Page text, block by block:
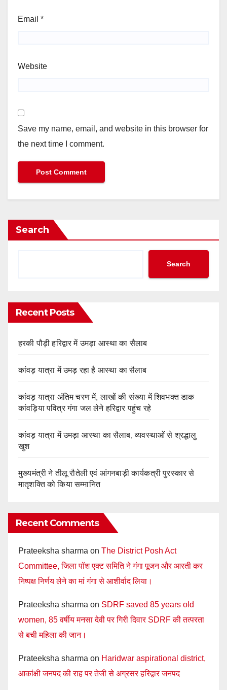
Email *
Website
Save my name, email, and website in this browser for
the next time I comment.
Search
Search
Recent Posts
हरकी पौड़ी हरिद्वार में उमड़ा आस्था का सैलाब
कांवड़ यात्रा में उमड़ रहा है आस्था का सैलाब
कांवड़ यात्रा अंतिम चरण में, लाखों की संख्या में शिवभक्त डाक
कांवड़िया पवित्र गंगा जल लेने हरिद्वार पहुंच रहे
कांवड़ यात्रा में उमड़ा आस्था का सैलाब, व्यवस्थाओं से श्रद्धालु
खुश
मुख्यमंत्री ने तीलू रौतेली एवं आंगनबाड़ी कार्यकत्री पुरस्कार से
मातृशक्ति को किया सम्मानित
Recent Comments
Prateeksha sharma on The District Posh Act
Committee, जिला पॉश एक्ट समिति ने गंगा पूजन और आरती कर
निष्पक्ष निर्णय लेने का मां गंगा से आशीर्वाद लिया।
Prateeksha sharma on SDRF saved 85 years old
women, 85 वर्षीय मनसा देवी पर गिरी दिवार SDRF की तत्परता
से बची महिला की जान।
Prateeksha sharma on Haridwar aspirational district,
आकांक्षी जनपद की राह पर तेजी से अग्रसर हरिद्वार जनपद